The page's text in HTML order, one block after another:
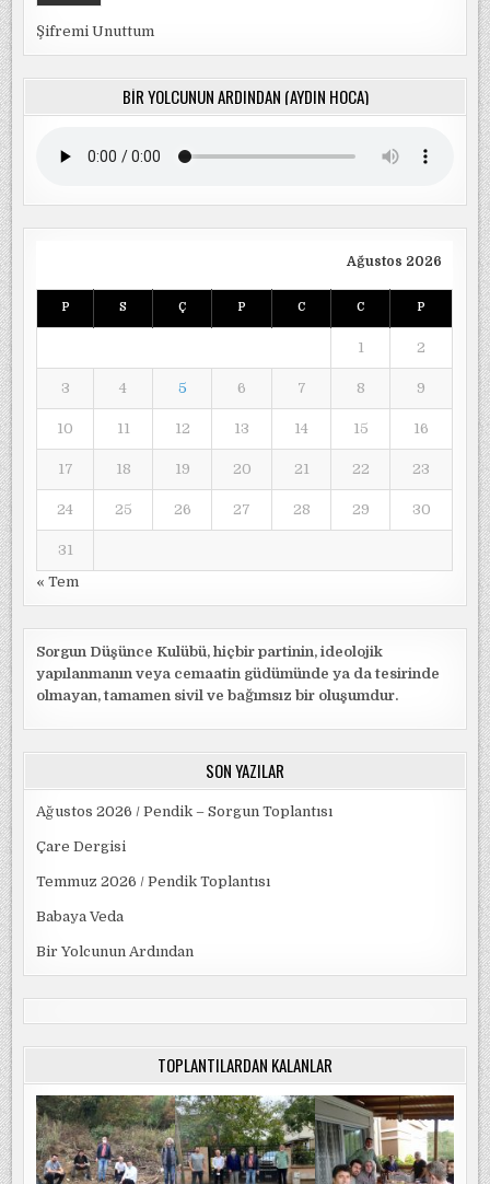
Şifremi Unuttum
BIR YOLCUNUN ARDINDAN (AYDIN HOCA)
Ağustos 2026
P S Ç P C C P
1 2
3 4 5 6 7 8 9
10 11 12 13 14 15 16
17 18 19 20 21 22 23
24 25 26 27 28 29 30
31
« Tem
Sorgun Düşünce Kulübü, hiçbir partinin, ideolojik
yapılanmanın veya cemaatin güdümünde ya da tesirinde
olmayan, tamamen sivil ve bağımsız bir oluşumdur.
SON YAZILAR
Ağustos 2026 / Pendik – Sorgun Toplantısı
Çare Dergisi
Temmuz 2026 / Pendik Toplantısı
Babaya Veda
Bir Yolcunun Ardından
TOPLANTILARDAN KALANLAR